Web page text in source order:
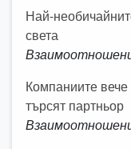
Най-
света
Компаниите
търсят партньор